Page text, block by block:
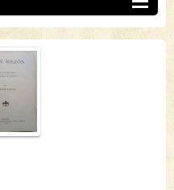
(2755)